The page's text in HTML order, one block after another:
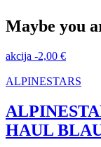
Maybe you
akcija -2,00 €
ALPINESTARS
HAUL